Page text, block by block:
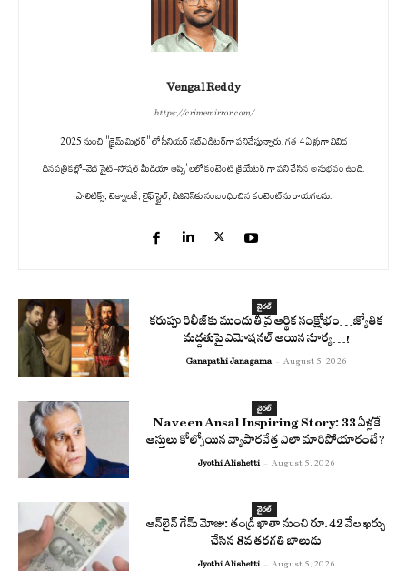
Vengal Reddy
https://crimemirror.com/
2025 నుంచి "క్రైమ్ మిర్రర్" లో సీనియర్ సబ్‌ఎడిటర్‌గా పనిచేస్తున్నారు. గత 4 ఏళ్లుగా వివిధ
దినపత్రికల్లో-వెబ్ సైట్-సోషల్ మీడియా ఆప్స్' లలో కంటెంట్ క్రియేటర్ గా పని చేసిన అనుభవం ఉంది.
పాలిటిక్స్‌, టెక్నాలజీ, లైఫ్‌ స్టైల్‌, బిజినెస్‌కు సంబంధించిన కంటెంట్‌ను రాయగలను.
వైరల్
కరుప్పు రిలీజ్‌కు ముందు తీవ్ర ఆర్థిక సంక్షోభం…జ్యోతిక
మద్దతుపై ఎమోషనల్ అయిన సూర్య…!
Ganapathi Janagama - August 5, 2026
వైరల్
Naveen Ansal Inspiring Story: 33 ఏళ్లకే
ఆస్తులు కోల్పోయిన వ్యాపారవేత్త ఎలా మారిపోయారంటే?
Jyothi Alishetti - August 5, 2026
వైరల్
ఆన్‌లైన్ గేమ్ మోజు: తండ్రి ఖాతా నుంచి రూ.42 వేల ఖర్చు
చేసిన 8వ తరగతి బాలుడు
Jyothi Alishetti - August 5, 2026